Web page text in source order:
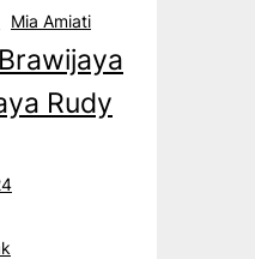
Mia Amiati
Rudy